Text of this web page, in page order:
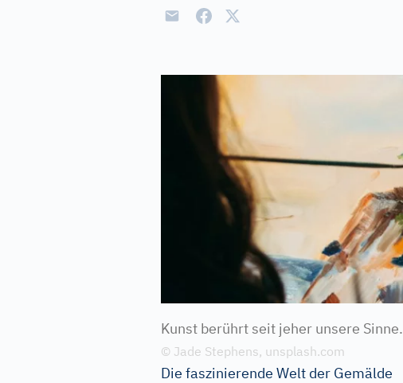
Kunst berührt seit jeher unsere Sinne.
© Jade Stephens, unsplash.com
Die faszinierende Welt der Gemälde